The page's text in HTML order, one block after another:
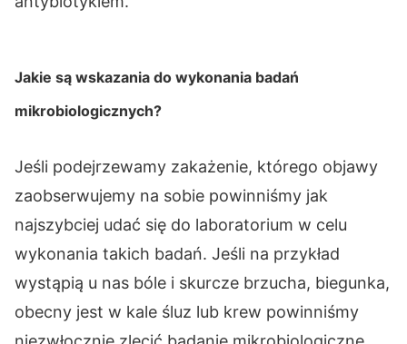
Jakie są wskazania do wykonania badań
mikrobiologicznych?
Jeśli podejrzewamy zakażenie, którego objawy
zaobserwujemy na sobie powinniśmy jak
najszybciej udać się do laboratorium w celu
wykonania takich badań. Jeśli na przykład
wystąpią u nas bóle i skurcze brzucha, biegunka,
obecny jest w kale śluz lub krew powinniśmy